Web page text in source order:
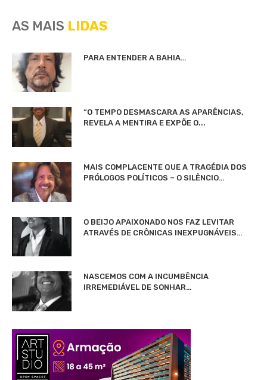
AS MAIS LIDAS
PARA ENTENDER A BAHIA…
“O TEMPO DESMASCARA AS APARÊNCIAS,
REVELA A MENTIRA E EXPÕE O...
MAIS COMPLACENTE QUE A TRAGÉDIA DOS
PRÓLOGOS POLÍTICOS – O SILÊNCIO…
O BEIJO APAIXONADO NOS FAZ LEVITAR
ATRAVÉS DE CRÔNICAS INEXPUGNÁVEIS…
NASCEMOS COM A INCUMBÊNCIA
IRREMEDIÁVEL DE SONHAR…